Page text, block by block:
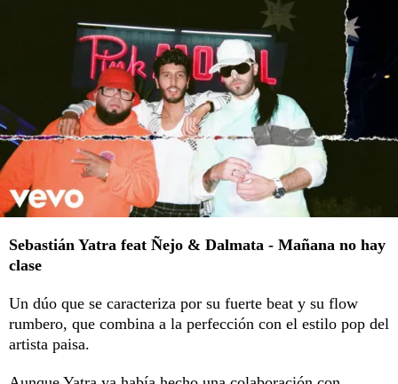
Sebastián Yatra feat Ñejo & Dalmata - Mañana no hay
clase
Un dúo que se caracteriza por su fuerte beat y su flow
rumbero, que combina a la perfección con el estilo pop del
artista paisa.